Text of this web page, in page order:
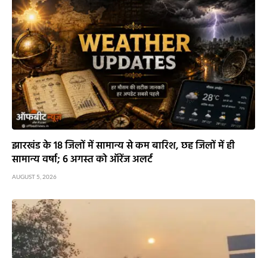
झारखंड के 18 जिलों में सामान्य से कम बारिश, छह जिलों में ही
सामान्य वर्षा; 6 अगस्त को ऑरेंज अलर्ट
AUGUST 5, 2026